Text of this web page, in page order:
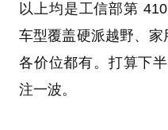
以上均是工信部第
车型覆盖硬派越野、家
各价位都有。打算下
注一波。